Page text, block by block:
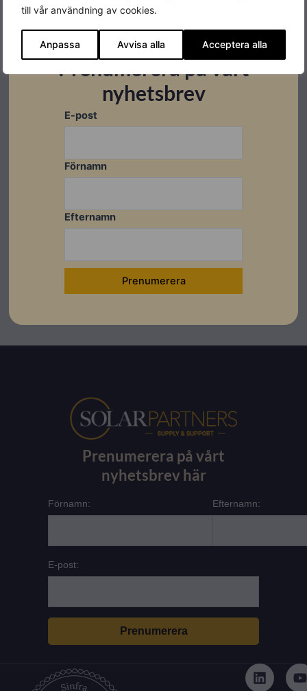
till vår användning av cookies.
Anpassa Avvisa alla Acceptera alla
Prenumerera på vårt
nyhetsbrev här
Förnamn: Efternamn:
E-post:
i
n
o
u
Prenumerera på vårt
nyhetsbrev
E-post
Förnamn
Efternamn